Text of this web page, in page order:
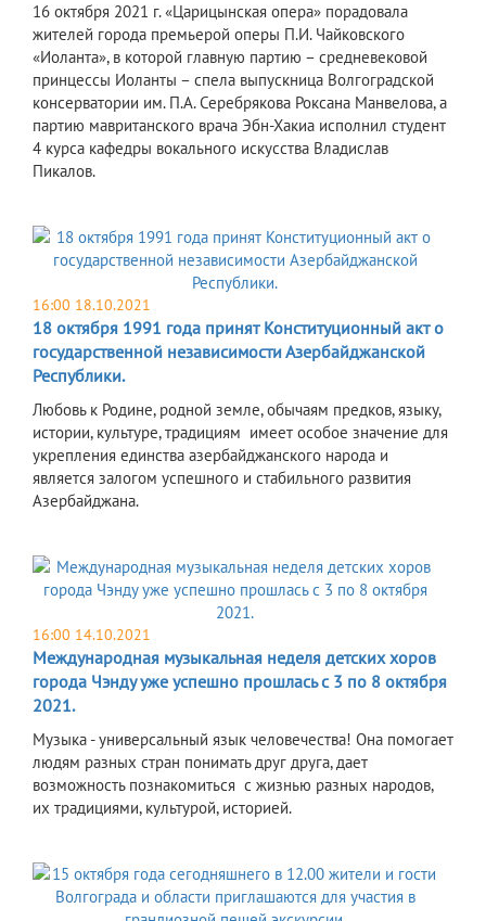
16 октября 2021 г. «Царицынская опера» порадовала
жителей города премьерой оперы П.И. Чайковского
«Иоланта», в которой главную партию – средневековой
принцессы Иоланты – спела выпускница Волгоградской
консерватории им. П.А. Серебрякова Роксана Манвелова, а
партию мавританского врача Эбн-Хакиа исполнил студент
4 курса кафедры вокального искусства Владислав
Пикалов.
16:00 18.10.2021
18 октября 1991 года принят Конституционный акт о
государственной независимости Азербайджанской
Республики.
Любовь к Родине, родной земле, обычаям предков, языку,
истории, культуре, традициям имеет особое значение для
укрепления единства азербайджанского народа и
является залогом успешного и стабильного развития
Азербайджана.
16:00 14.10.2021
Международная музыкальная неделя детских хоров
города Чэнду уже успешно прошлась с 3 по 8 октября
2021.
Музыка - универсальный язык человечества! Она помогает
людям разных стран понимать друг друга, дает
возможность познакомиться с жизнью разных народов,
их традициями, культурой, историей.